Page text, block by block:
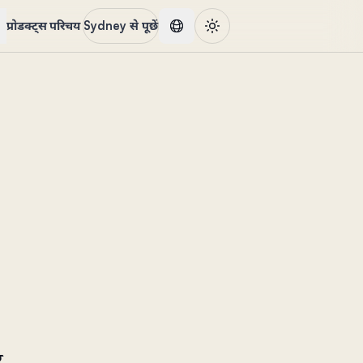
प्रोडक्ट्सपरिचय Sydney से पूछें